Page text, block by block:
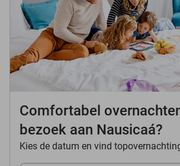
Comfortabel
bezoek aan Nausicaá?
Kies de datum en vind